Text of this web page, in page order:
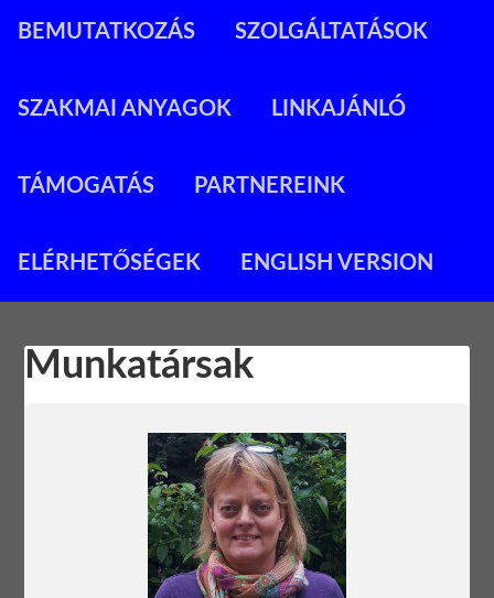
BEMUTATKOZÁS SZOLGÁLTATÁSOK
SZAKMAI ANYAGOK LINKAJÁNLÓ
TÁMOGATÁS PARTNEREINK
ELÉRHETŐSÉGEK ENGLISH VERSION
Munkatársak